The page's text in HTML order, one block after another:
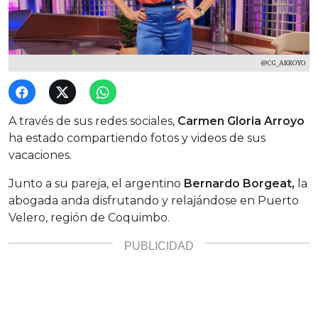
@CG_ARROYO
A través de sus redes sociales, Carmen Gloria Arroyo
ha estado compartiendo fotos y videos de sus
vacaciones.
Junto a su pareja, el argentino Bernardo Borgeat, la
abogada anda disfrutando y relajándose en Puerto
Velero, región de Coquimbo.